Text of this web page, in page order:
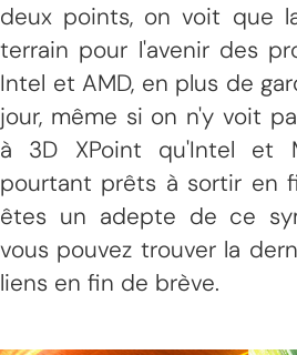
deux points, on voit que
terrain pour l'avenir des
Intel et AMD, en plus de
jour, même si on n'y voit
à 3D XPoint qu'Intel et
pourtant prêts à sortir en
êtes un adepte de ce
vous pouvez trouver la
liens en fin de brève.